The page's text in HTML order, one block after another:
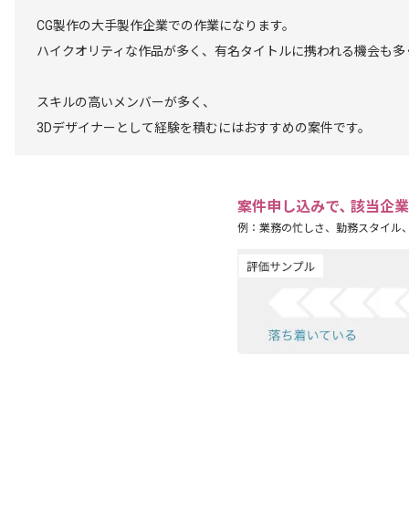
CG製作の大手製作企業での作業になります。
ハイクオリティな作品が多く、有名タイトルに携われる機会も多
スキルの高いメンバーが多く、
3Dデザイナーとして経験を積むにはおすすめの案件です。
案件申し込みで､ 該当企
例：業務の忙しさ、勤務スタイル